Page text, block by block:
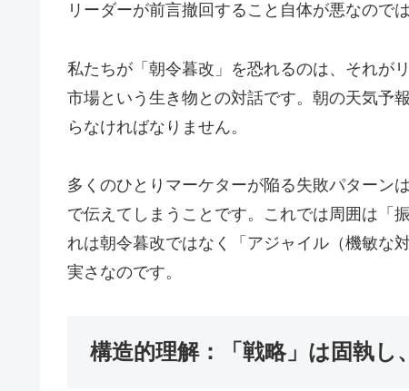
リーダーが前言撤回すること自体が悪なので
私たちが「朝令暮改」を恐れるのは、それが
市場という生き物との対話です。朝の天気予
らなければなりません。
多くのひとりマーケターが陥る失敗パターン
で伝えてしまうことです。これでは周囲は「
れは朝令暮改ではなく「アジャイル（機敏な
実さなのです。
構造的理解：「戦略」は固執し